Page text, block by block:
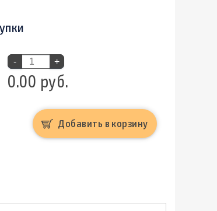
- +
0.00 руб.
Добавить в корзину